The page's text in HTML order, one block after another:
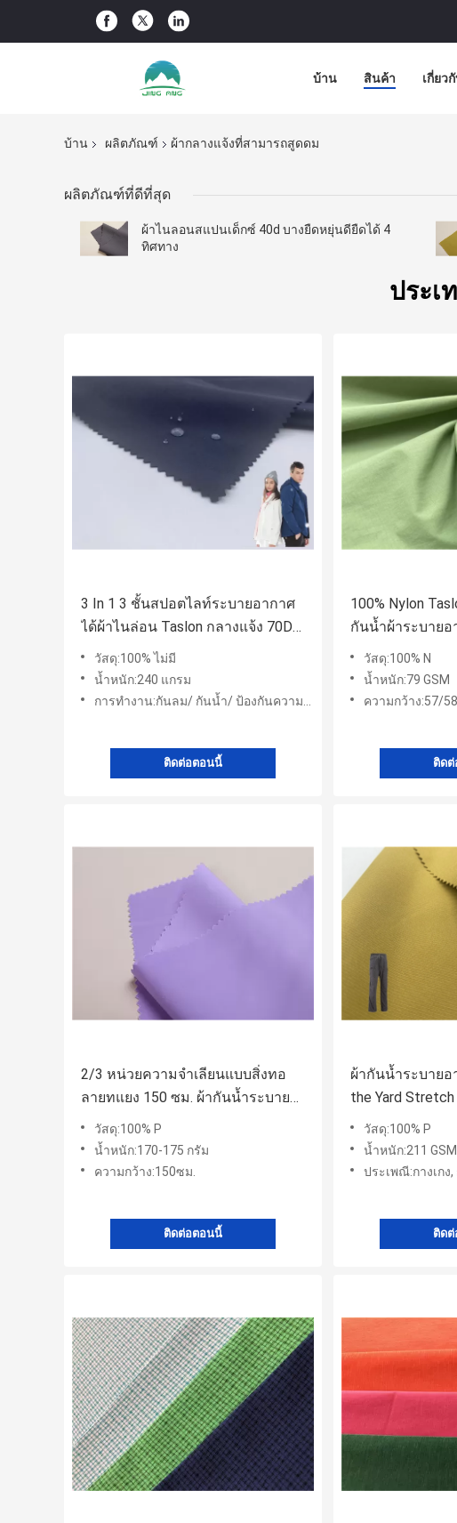
บ้าน สินค้า เกี่ยว
บ้าน ผลิตภัณฑ์ ผ้ากลางแจ้งที่สามารถสูดดม
ผลิตภัณฑ์ที่ดีที่สุด
ผ้าไนลอนสแปนเด็กซ์ 40d บางยืดหยุ่นดียืดได้ 4
ทิศทาง
ประเ
3 In 1 3 ชั้นสปอตไลท์ระบายอากาศ
ได้ผ้าไนล่อน Taslon กลางแจ้ง 70D
240GSM ผ้ากันน้ำสำหรับ Jacket
วัสดุ:100% ไม่มี
น้ำหนัก:240 แกรม
การทำงาน:กันลม/ กันน้ำ/ ป้องกันความเย็น
ติดต่อตอนนี้
100% Nylon
กันน้ำผ้าระบายอ
ตกลางแจ้ง
วัสดุ:100% N
น้ำหนัก:79 GSM
ความกว้าง:57/
ติด
2/3 หน่วยความจำเลียนแบบสิ่งทอ
ลายทแยง 150 ซม. ผ้ากันน้ำระบาย
อากาศกลางแจ้งตามลานในสต็อก
วัสดุ:100% P
น้ำหนัก:170-175 กรัม
ความกว้าง:150ซม.
ติดต่อตอนนี้
ผ้ากันน้ำระบายอ
the Yard
Polyester
วัสดุ:100% P
น้ำหนัก:211 GSM
ประเพณี:กางเกง,
ติด